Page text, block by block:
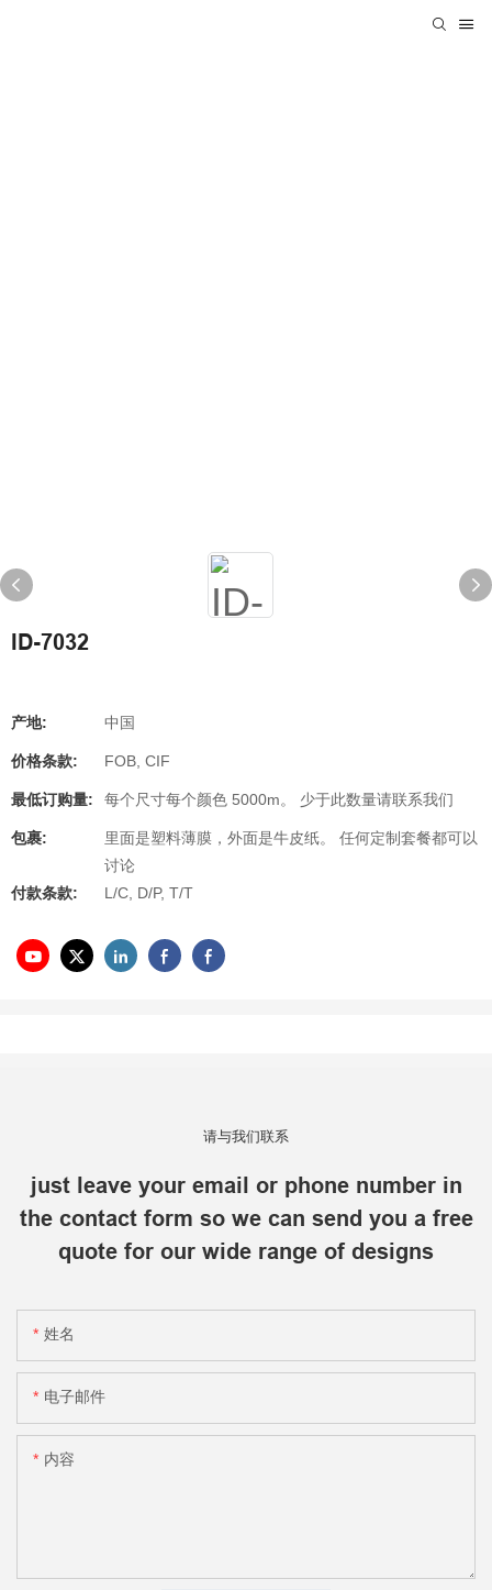
ID-7032
产地: 中国
价格条款: FOB, CIF
最低订购量: 每个尺寸每个颜色 5000m。 少于此数量请联系我们
包裹:
里面是塑料薄膜，外面是牛皮纸。 任何定制套餐都可以
讨论
付款条款:
L/C, D/P, T/T
请与我们联系
just leave your email or phone number in
the contact form so we can send you a free
quote for our wide range of designs
姓名
电子邮件
内容